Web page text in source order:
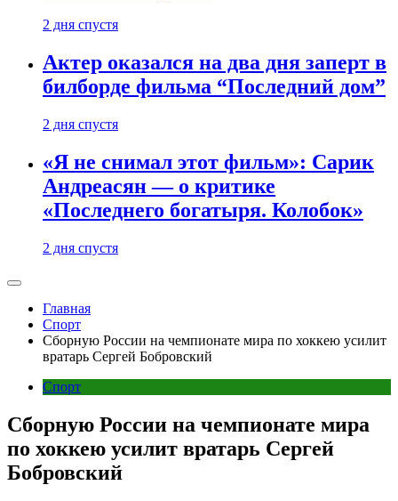
2 дня спустя
Актер оказался на два дня заперт в
билборде фильма “Последний дом”
2 дня спустя
«Я не снимал этот фильм»: Сарик
Андреасян — о критике
«Последнего богатыря. Колобок»
2 дня спустя
Главная
Спорт
Сборную России на чемпионате мира по хоккею усилит
вратарь Сергей Бобровский
Спорт
Сборную России на чемпионате мира
по хоккею усилит вратарь Сергей
Бобровский